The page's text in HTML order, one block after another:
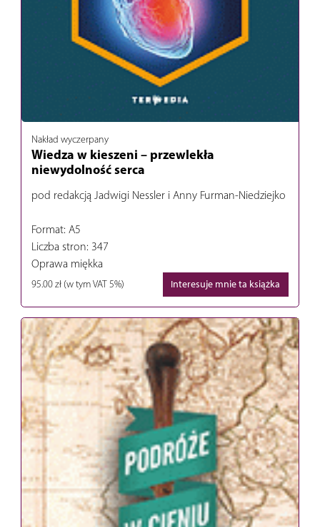
Nakład wyczerpany
Wiedza w kieszeni – przewlekła
niewydolność serca
pod redakcją Jadwigi Nessler i Anny Furman-Niedziejko
Format: A5
Liczba stron: 347
Oprawa miękka
95.00 zł (w tym VAT 5%) Interesuje mnie ta książka